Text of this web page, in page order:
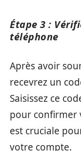
Étape 3 :
téléphone
Après avoir
recevrez un
Saisissez ce
pour confirmer
est cruciale
votre compte.